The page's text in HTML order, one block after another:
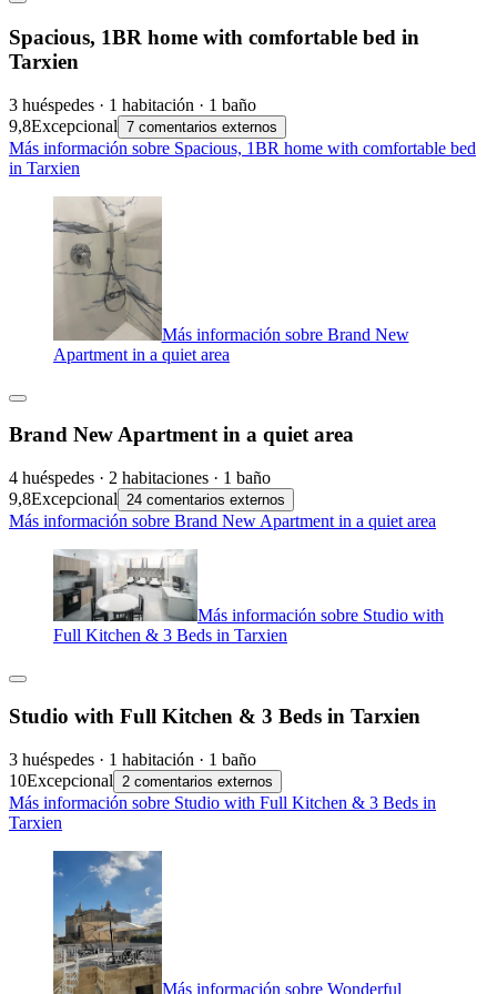
Spacious, 1BR home with comfortable bed in
Tarxien
3 huéspedes · 1 habitación · 1 baño
9,8Excepcional 7 comentarios externos
Más información sobre Spacious, 1BR home with comfortable bed
in Tarxien
Más información sobre Brand New
Apartment in a quiet area
Brand New Apartment in a quiet area
4 huéspedes · 2 habitaciones · 1 baño
9,8Excepcional 24 comentarios externos
Más información sobre Brand New Apartment in a quiet area
Más información sobre Studio with
Full Kitchen & 3 Beds in Tarxien
Studio with Full Kitchen & 3 Beds in Tarxien
3 huéspedes · 1 habitación · 1 baño
10Excepcional 2 comentarios externos
Más información sobre Studio with Full Kitchen & 3 Beds in
Tarxien
Más información sobre Wonderful